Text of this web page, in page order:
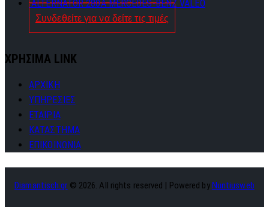
ALTERNATOR 280A MERCEDES-BENZ VALEO
Συνδεθείτε για να δείτε τις τιμές
ΧΡΗΣΙΜΑ LINK
ΑΡΧΙΚΗ
ΥΠΗΡΕΣΙΕΣ
ΕΤΑΙΡΙΑ
ΚΑΤΑΣΤΗΜΑ
ΕΠΙΚΟΙΝΩΝΙΑ
Diamantisch.gr © 2026. All rights reserved | Powered by Nuntiusweb